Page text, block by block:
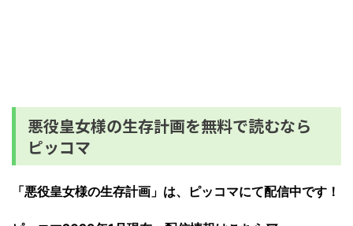
悪役皇女様の生存計画を無料で読むなら
ピッコマ
「悪役皇女様の生存計画」は、ピッコマにて配信中です！